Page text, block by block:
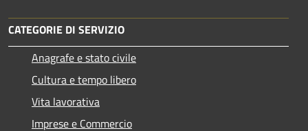
CATEGORIE DI SERVIZIO
Anagrafe e stato civile
Cultura e tempo libero
Vita lavorativa
Imprese e Commercio